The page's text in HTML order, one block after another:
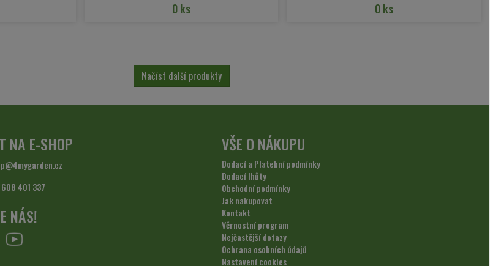
0 ks 0 ks
Načíst další produkty
NA E-SHOP
401 337
NÁS!
VŠE O NÁKUPU
Dodací a Platební podmínky
Dodací lhůty
Obchodní podmínky
Jak nakupovat
Kontakt
Věrnostní program
Nejčastější dotazy
Ochrana osobních údajů
Nastavení cookies